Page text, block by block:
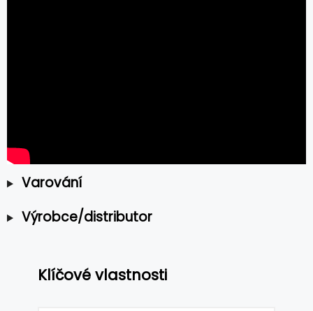
Varování
Výrobce/distributor
Klíčové vlastnosti